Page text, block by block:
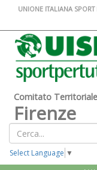
UNIONE ITALIANA SPORT
Comitato Territoriale
Firenze
Select Language ▼